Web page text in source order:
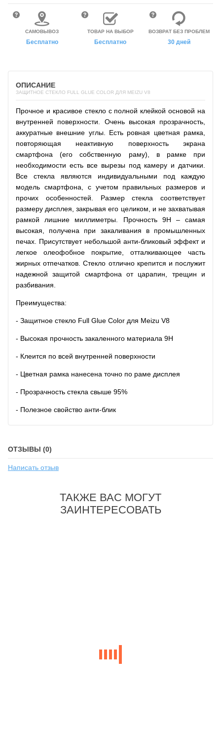
САМОВЫВОЗ
Бесплатно
ТОВАР НА ВЫБОР
Бесплатно
ВОЗВРАТ БЕЗ ПРОБЛЕМ
30 дней
ОПИСАНИЕ
ЗАЩИТНОЕ СТЕКЛО FULL GLUE COLOR ДЛЯ MEIZU V8
Прочное и красивое стекло с полной клейкой основой на
внутренней поверхности. Очень высокая прозрачность,
аккуратные внешние углы. Есть ровная цветная рамка,
повторяющая неактивную поверхность экрана
смартфона (его собственную раму), в рамке при
необходимости есть все вырезы под камеру и датчики.
Все стекла являются индивидуальными под каждую
модель смартфона, с учетом правильных размеров и
прочих особенностей. Размер стекла соответствует
размеру дисплея, закрывая его целиком, и не захватывая
рамкой лишние миллиметры. Прочность 9H – самая
высокая, получена при закаливания в промышленных
печах. Присутствует небольшой анти-бликовый эффект и
легкое олеофобное покрытие, отталкивающее часть
жирных отпечатков. Стекло отлично крепится и послужит
надежной защитой смартфона от царапин, трещин и
разбивания.
Преимущества:
- Защитное стекло Full Glue Color для Meizu V8
- Высокая прочность закаленного материала 9H
- Клеится по всей внутренней поверхности
- Цветная рамка нанесена точно по раме дисплея
- Прозрачность стекла свыше 95%
- Полезное свойство анти-блик
ОТЗЫВЫ (0)
Написать отзыв
ТАКЖЕ ВАС МОГУТ
ЗАИНТЕРЕСОВАТЬ